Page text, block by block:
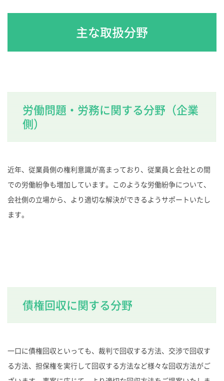
主な取扱分野
労働問題・労務に関する分野（企業
側）
近年、従業員側の権利意識が高まっており、従業員と会社との間
での労働紛争も増加しています。このような労働紛争について、
会社側の立場から、より適切な解決ができるようサポートいたし
ます。
債権回収に関する分野
一口に債権回収といっても、裁判で回収する方法、交渉で回収す
る方法、担保権を実行して回収する方法など様々な回収方法がご